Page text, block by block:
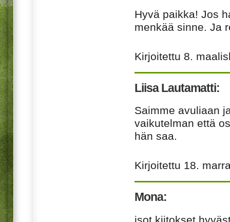
Hyvä paikka! Jos
menkää sinne. Ja
Kirjoitettu 8.
Liisa Lautamatti:
Saimme avuliaan
vaikutelman että
hän saa.
Kirjoitettu 18.
Mona:
isot kiitokset